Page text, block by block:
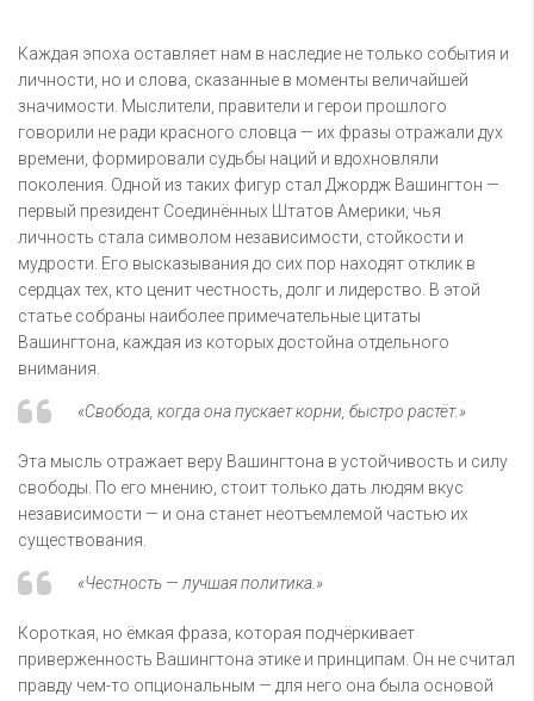
Каждая эпоха оставляет нам в наследие не только события и
личности, но и слова, сказанные в моменты величайшей
значимости. Мыслители, правители и герои прошлого
говорили не ради красного словца — их фразы отражали дух
времени, формировали судьбы наций и вдохновляли
поколения. Одной из таких фигур стал Джордж Вашингтон —
первый президент Соединённых Штатов Америки, чья
личность стала символом независимости, стойкости и
мудрости. Его высказывания до сих пор находят отклик в
сердцах тех, кто ценит честность, долг и лидерство. В этой
статье собраны наиболее примечательные цитаты
Вашингтона, каждая из которых достойна отдельного
внимания.
«Свобода, когда она пускает корни, быстро растёт.»
Эта мысль отражает веру Вашингтона в устойчивость и силу
свободы. По его мнению, стоит только дать людям вкус
независимости — и она станет неотъемлемой частью их
существования.
«Честность — лучшая политика.»
Короткая, но ёмкая фраза, которая подчёркивает
приверженность Вашингтона этике и принципам. Он не считал
правду чем-то опциональным — для него она была основой